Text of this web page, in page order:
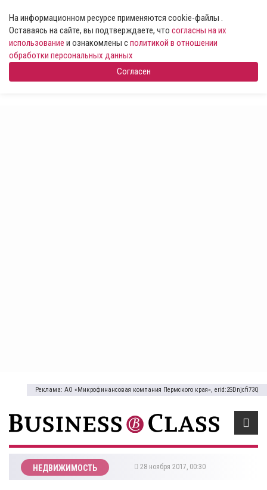
На информационном ресурсе применяются cookie-файлы .
Оставаясь на сайте, вы подтверждаете, что согласны на их
использование и ознакомлены сполитикой в отношении
обработки персональных данных
Согласен
Реклама: АО «Микрофинансовая компания Пермского края», erid:2SDnjcfi73Q
НЕДВИЖИМОСТЬ 28 ноября 2017, 00:30